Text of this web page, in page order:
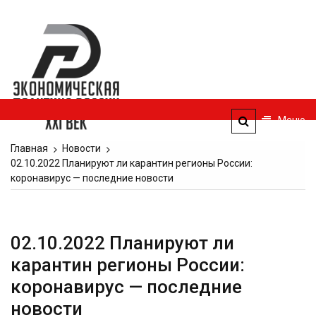
содержимому
век
Меню
Главная
Новости
02.10.2022 Планируют ли карантин регионы России:
коронавирус — последние новости
02.10.2022 Планируют ли
карантин регионы России:
коронавирус — последние
новости